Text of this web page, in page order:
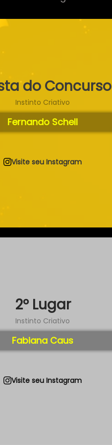
do Concurso
Instinto Criativo
Fernando Schell
Visite seu Instagram
2º Lugar
Instinto Criativo
Fabiana Caus
Visite seu Instagram